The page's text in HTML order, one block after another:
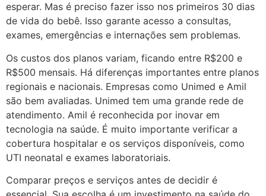
esperar. Mas é preciso fazer isso nos primeiros 30 dias
de vida do bebê. Isso garante acesso a consultas,
exames, emergências e internações sem problemas.
Os custos dos planos variam, ficando entre R$200 e
R$500 mensais. Há diferenças importantes entre planos
regionais e nacionais. Empresas como Unimed e Amil
são bem avaliadas. Unimed tem uma grande rede de
atendimento. Amil é reconhecida por inovar em
tecnologia na saúde. É muito importante verificar a
cobertura hospitalar e os serviços disponíveis, como
UTI neonatal e exames laboratoriais.
Comparar preços e serviços antes de decidir é